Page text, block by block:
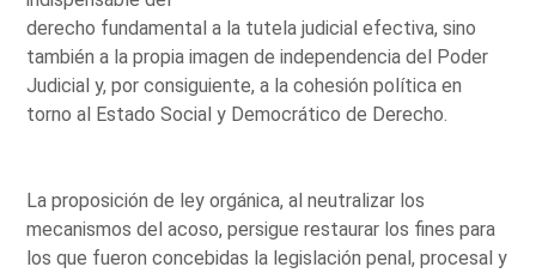
derecho fundamental a la tutela judicial efectiva, sino
también a la propia imagen de independencia del Poder
Judicial y, por consiguiente, a la cohesión política en
torno al Estado Social y Democrático de Derecho.
La proposición de ley orgánica, al neutralizar los
mecanismos del acoso, persigue restaurar los fines para
los que fueron concebidas la legislación penal, procesal y